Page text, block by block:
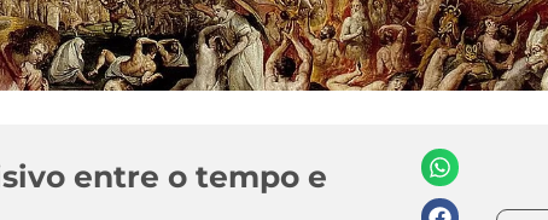
entre o tempo e